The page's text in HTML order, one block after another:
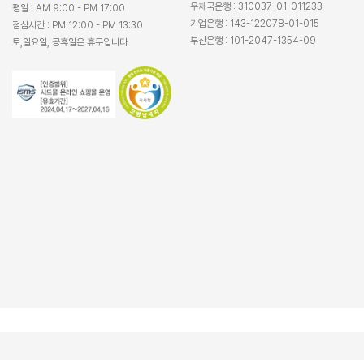
평일 : AM 9:00 - PM 17:00
점심시간 : PM 12:00 - PM 13:30
토,일요일, 공휴일은 휴무입니다.
우체국은행 : 310037-01-011233
기업은행 : 143-122078-01-015
부산은행 : 101-2047-1354-09